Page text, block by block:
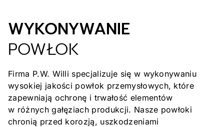
WYKONYWANIE
POWŁOK
Firma P.W. Willi specjalizuje się w wykonywaniu
wysokiej jakości powłok przemysłowych, które
zapewniają ochronę i trwałość elementów
w różnych gałęziach produkcji. Nasze powłoki
chronią przed korozją, uszkodzeniami